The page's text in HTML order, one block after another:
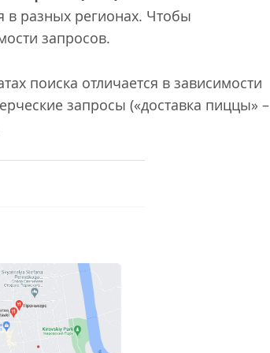
в разных регионах. Чтобы
запросов.
поиска отличается в зависимости
запросы («доставка пиццы» –